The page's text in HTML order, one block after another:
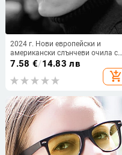
2024 г. Нови европейски и
американски слънчеви очила с
квадратна рамка Snowflake с
усещане за хип-хоп очила на
високо ниво
7.58 €/14.83 лв
add_shopping_cart